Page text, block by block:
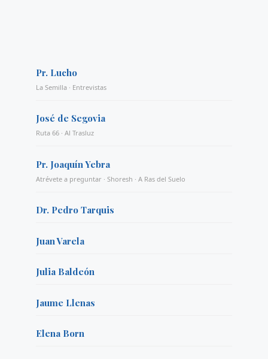
Pr. Lucho
La Semilla · Entrevistas
José de Segovia
Ruta 66 · Al Trasluz
Pr. Joaquín Yebra
Atrévete a preguntar · Shoresh · A Ras del Suelo
Dr. Pedro Tarquis
Juan Varela
Julia Baldeón
Jaume Llenas
Elena Born